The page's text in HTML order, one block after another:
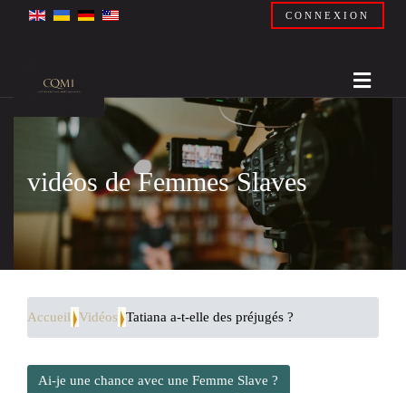
CONNEXION
vidéos de Femmes Slaves
Accueil Vidéos Tatiana a-t-elle des préjugés ?
Ai-je une chance avec une Femme Slave ?